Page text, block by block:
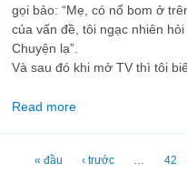
gọi bảo: “Mẹ, có nổ bom ở
của vấn đề, tôi ngạc nhiên
Chuyện lạ”.
Và sau đó khi mở TV thì tôi
Read more
Trang
« đầu ‹ trước
42